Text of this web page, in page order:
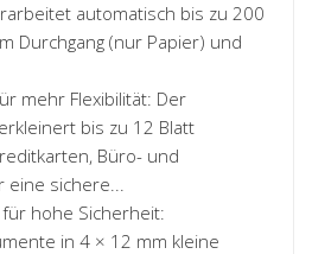
automatisch bis zu 200
Durchgang (nur Papier) und
mehr Flexibilität: Der
bis zu 12 Blatt
Büro- und
eine sichere...
hohe Sicherheit:
in 4 × 12 mm kleine